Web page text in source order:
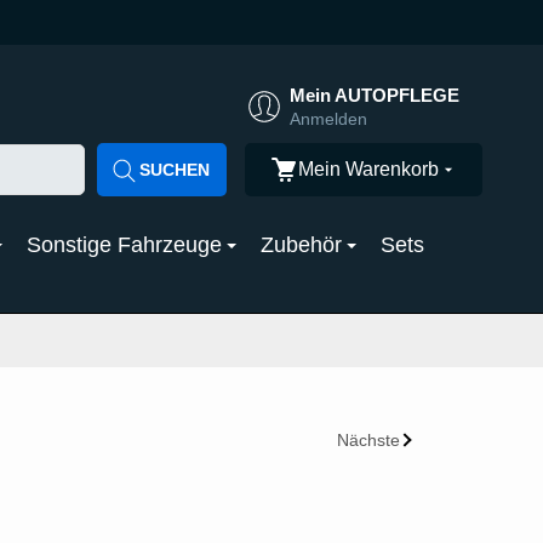
Mein AUTOPFLEGE
Anmelden
SUCHEN Mein Warenkorb
Sonstige Fahrzeuge Zubehör Sets
Nächste